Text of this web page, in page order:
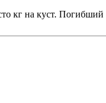
кг на куст. Погибший